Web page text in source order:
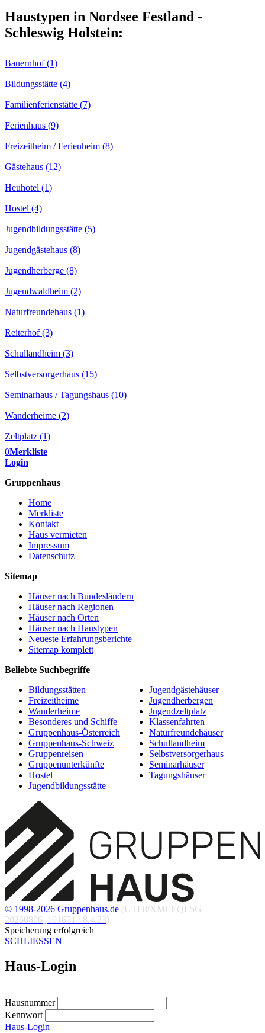
Haustypen in Nordsee Festland -
Schleswig Holstein:
Bauernhof (1)
Bildungsstätte (4)
Familienferienstätte (7)
Ferienhaus (9)
Freizeitheim / Ferienheim (8)
Gästehaus (12)
Heuhotel (1)
Hostel (4)
Jugendbildungsstätte (5)
Jugendgästehaus (8)
Jugendherberge (8)
Jugendwaldheim (2)
Naturfreundehaus (1)
Reiterhof (3)
Schullandheim (3)
Selbstversorgerhaus (15)
Seminarhaus / Tagungshaus (10)
Wanderheime (2)
Zeltplatz (1)
0Merkliste
Login
Gruppenhaus
Home
Merkliste
Kontakt
Haus vermieten
Impressum
Datenschutz
Sitemap
Häuser nach Bundesländern
Häuser nach Regionen
Häuser nach Orten
Häuser nach Haustypen
Neueste Erfahrungsberichte
Sitemap komplett
Beliebte Suchbegriffe
Bildungsstätten
Freizeitheime
Wanderheime
Besonderes und Schiffe
Gruppenhaus-Österreich
Gruppenhaus-Schweiz
Gruppenreisen
Gruppenunterkünfte
Hostel
Jugendbildungsstätte
Jugendgästehäuser
Jugendherbergen
Jugendzeltplatz
Klassenfahrten
Naturfreundehäuser
Schullandheim
Selbstversorgerhaus
Seminarhäuser
Tagungshäuser
© 1998-2026 Gruppenhaus.de (UTF8/XMEEQE5G
20260806_101651 / 8.4.23)
Speicherung erfolgreich
SCHLIESSEN
Haus-Login
Hausnummer
Kennwort
Haus-Login